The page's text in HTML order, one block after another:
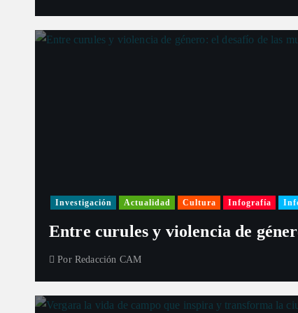
Investigación Actualidad Cultura Infografía
Entre curules y violencia de
Por Redacción CAM